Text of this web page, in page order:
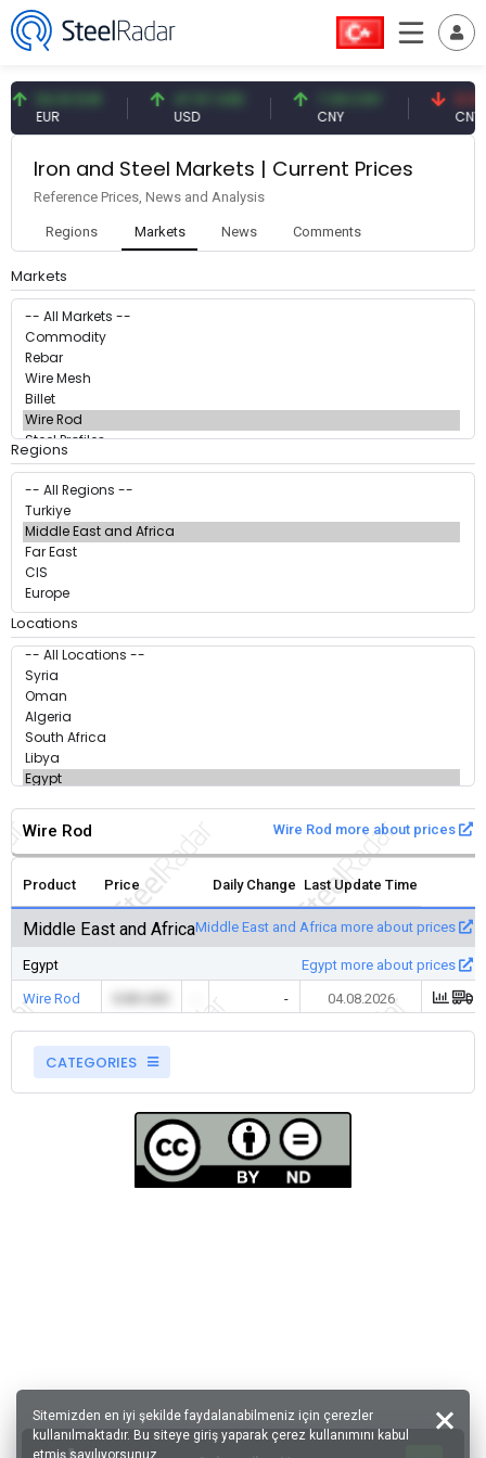
EUR USD CNY
0.13
CNY/
Iron and Steel Markets | Current Prices
Reference Prices, News and Analysis
Regions Markets News Comments
Markets
Regions
Locations
Wire Rod Wire Rod more about prices
Product Price Daily Change Last Update Time
Middle East and AfricaMiddle East and Africa more about prices
Egypt Egypt more about prices
Wire Rod - 04.08.2026
CATEGORIES
Sitemizden en iyi şekilde faydalanabilmeniz için çerezler
kullanılmaktadır. Bu siteye giriş yaparak çerez kullanımını kabul
etmiş sayılıyorsunuz.